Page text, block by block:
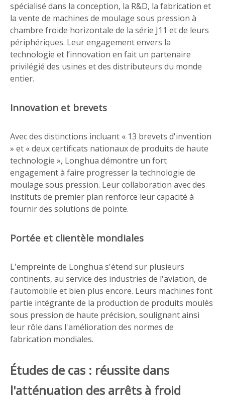
spécialisé dans la conception, la R&D, la fabrication et
la vente de machines de moulage sous pression à
chambre froide horizontale de la série J11 et de leurs
périphériques. Leur engagement envers la
technologie et l’innovation en fait un partenaire
privilégié des usines et des distributeurs du monde
entier.
Innovation et brevets
Avec des distinctions incluant « 13 brevets d'invention
» et « deux certificats nationaux de produits de haute
technologie », Longhua démontre un fort
engagement à faire progresser la technologie de
moulage sous pression. Leur collaboration avec des
instituts de premier plan renforce leur capacité à
fournir des solutions de pointe.
Portée et clientèle mondiales
L'empreinte de Longhua s'étend sur plusieurs
continents, au service des industries de l'aviation, de
l'automobile et bien plus encore. Leurs machines font
partie intégrante de la production de produits moulés
sous pression de haute précision, soulignant ainsi
leur rôle dans l'amélioration des normes de
fabrication mondiales.
Études de cas : réussite dans
l'atténuation des arrêts à froid